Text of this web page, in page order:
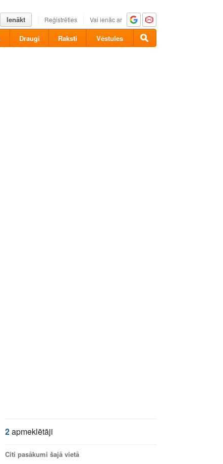
Ienākt Reģistrēties Vai ienāc ar
Draugi Raksti Vēstules
2apmeklētāji
Citi pasākumi šajā vietā